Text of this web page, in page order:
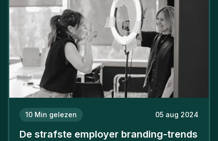
10 Min gelezen 05 aug 2024
De strafste employer branding-trends